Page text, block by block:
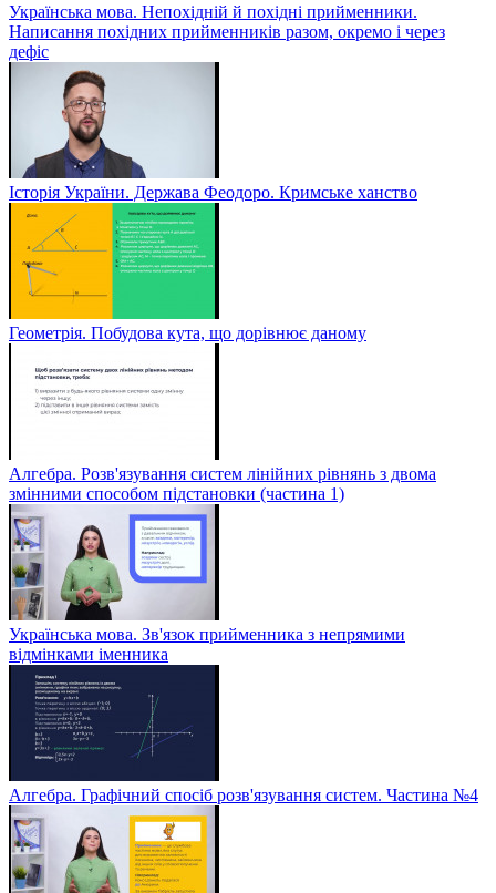
Українська мова. Непохідній й похідні прийменники.
Написання похідних прийменників разом, окремо і через
дефіс
Історія України. Держава Феодоро. Кримське ханство
Геометрія. Побудова кута, що дорівнює даному
Алгебра. Розв'язування систем лінійних рівнянь з двома
змінними способом підстановки (частина 1)
Українська мова. Зв'язок прийменника з непрямими
відмінками іменника
Алгебра. Графічний спосіб розв'язування систем. Частина №4